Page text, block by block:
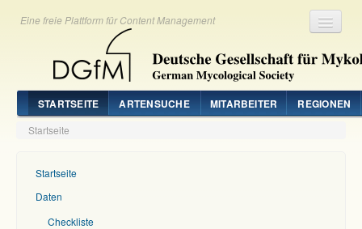
Eine freie Plattform für Content Management
STARTSEITE ARTENSUCHE MITARBEITER REGIONEN
Startseite
Startseite
Daten
Checkliste